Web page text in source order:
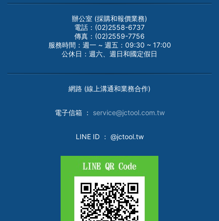
辦公室 (採購和報價業務)
電話：(02)2558-6737
傳真：(02)2559-7756
服務時間：週一 ~ 週五：09:30 ~ 17:00
公休日：週六、週日和國定假日
網路 (線上溝通和業務合作)
電子信箱 ： service@jctool.com.tw
LINE ID： @jctool.tw